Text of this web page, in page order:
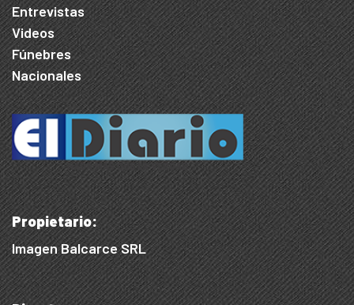
Entrevistas
Videos
Fúnebres
Nacionales
Propietario:
Imagen Balcarce SRL